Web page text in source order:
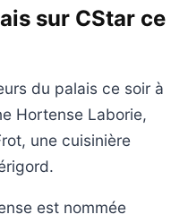
sur CStar ce
du palais ce soir à
Hortense Laborie,
une cuisinière
est nommée